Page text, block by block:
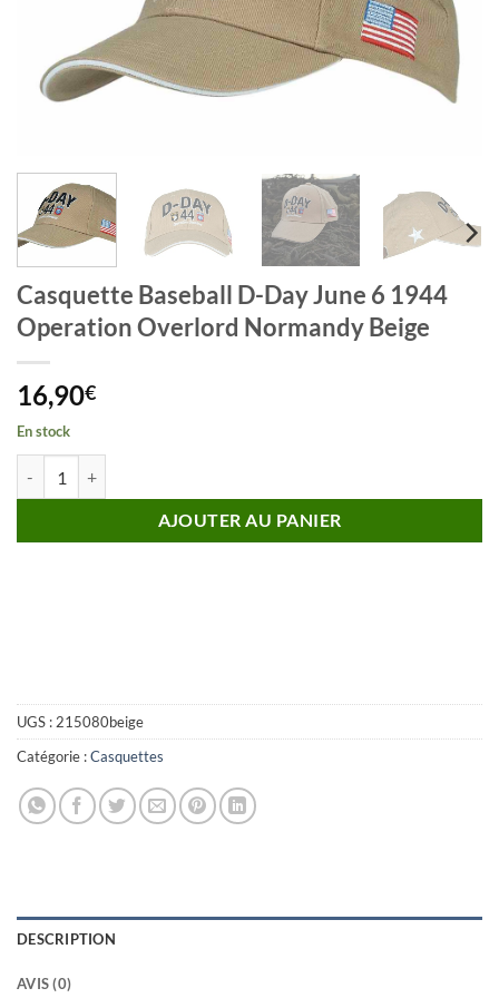
Casquette Baseball D-Day June 6 1944
Operation Overlord Normandy Beige
16,90€
En stock
AJOUTER AU PANIER
UGS : 215080beige
Catégorie :Casquettes
DESCRIPTION
AVIS (0)